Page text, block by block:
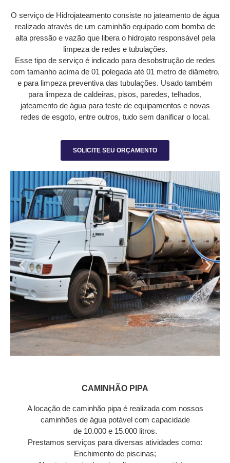
O serviço de Hidrojateamento consiste no jateamento de água
realizado através de um caminhão equipado com bomba de
alta pressão e vazão que libera o hidrojato responsável pela
limpeza de redes e tubulações.
Esse tipo de serviço é indicado para desobstrução de redes
com tamanho acima de 01 polegada até 01 metro de diâmetro,
e para limpeza preventiva das tubulações. Usado também
para limpeza de caldeiras, pisos, paredes, telhados,
jateamento de água para teste de equipamentos e novas
redes de esgoto, entre outros, tudo sem danificar o local.
SOLICITE SEU ORÇAMENTO
CAMINHÃO PIPA
A locação de caminhão pipa é realizada com nossos
caminhões de água potável com capacidade
de 10.000 e 15.000 litros.
Prestamos serviços para diversas atividades como:
Enchimento de piscinas;